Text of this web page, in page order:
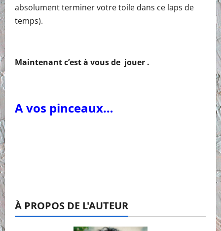
absolument terminer votre toile dans ce laps de
temps).
Maintenant c’est à vous de jouer .
A vos pinceaux…
À PROPOS DE L'AUTEUR